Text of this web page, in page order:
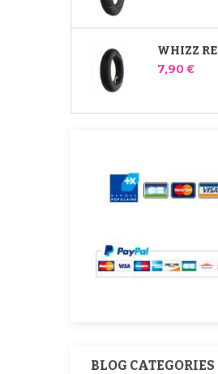
Pris
7,90 €
BLOG CATEGORIES